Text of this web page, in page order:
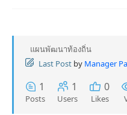
แผนพัฒนาท้องถิ่น
Last Post by Manager
1
Posts
1
Users
0
Likes